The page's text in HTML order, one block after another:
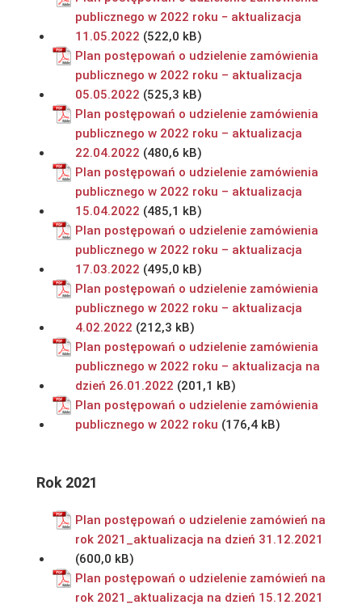
publicznego w 2022 roku − aktualizacja
11.05.2022
Plan postępowań o udzielenie zamówienia
publicznego w 2022 roku – aktualizacja
05.05.2022
Plan postępowań o udzielenie zamówienia
publicznego w 2022 roku – aktualizacja
22.04.2022
Plan postępowań o udzielenie zamówienia
publicznego w 2022 roku – aktualizacja
15.04.2022
Plan postępowań o udzielenie zamówienia
publicznego w 2022 roku – aktualizacja
17.03.2022
Plan postępowań o udzielenie zamówienia
publicznego w 2022 roku – aktualizacja
4.02.2022
Plan postępowań o udzielenie zamówienia
publicznego w 2022 roku – aktualizacja na
dzień 26.01.2022
Plan postępowań o udzielenie zamówienia
publicznego w 2022 roku
Rok 2021
Plan postępowań o udzielenie zamówień na
rok 2021_aktualizacja na dzień 31.12.2021
Plan postępowań o udzielenie zamówień na
rok 2021_aktualizacja na dzień 15.12.2021